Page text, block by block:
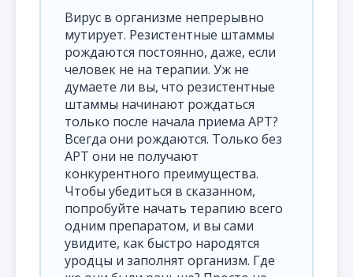
Вирус в организме непрерывно
мутирует. Резистентные штаммы
рождаются постоянно, даже, если
человек не на терапии. Уж не
думаете ли вы, что резистентные
штаммы начинают рождаться
только после начала приема АРТ?
Всегда они рождаются. Только без
АРТ они не получают
конкурентного преимущества.
Чтобы убедиться в сказанном,
попробуйте начать терапию всего
одним препаратом, и вы сами
увидите, как быстро народятся
уродцы и заполнят организм. Где